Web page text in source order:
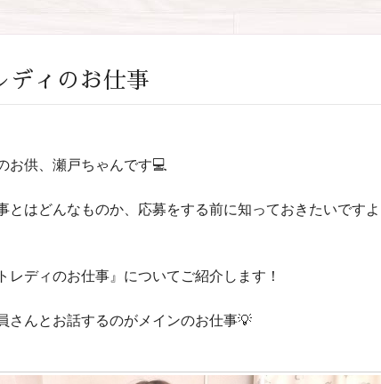
ディのお仕事
お供、瀬戸ちゃんです💻
とはどんなものか、応募をする前に知っておきたいですよ
レディのお仕事』についてご紹介します！
さんとお話するのがメインのお仕事💡